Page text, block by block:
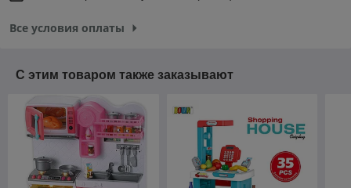
Все условия оплаты
С этим товаром также заказывают